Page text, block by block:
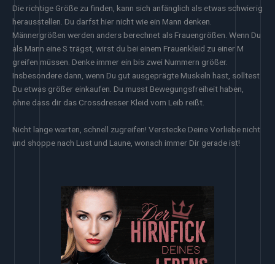
Die richtige Größe zu finden, kann sich anfänglich als etwas schwierig
herausstellen. Du darfst hier nicht wie ein Mann denken.
Männergrößen werden anders berechnet als Frauengrößen. Wenn Du
als Mann eine S trägst, wirst du bei einem Frauenkleid zu einer M
greifen müssen. Denke immer ein bis zwei Nummern größer.
Insbesondere dann, wenn Du gut ausgeprägte Muskeln hast, solltest
Du etwas größer einkaufen. Du musst Bewegungsfreiheit haben,
ohne dass dir das Crossdresser Kleid vom Leib reißt.
Nicht lange warten, schnell zugreifen! Verstecke Deine Vorliebe nicht
und shoppe nach Lust und Laune, wonach immer Dir gerade ist!